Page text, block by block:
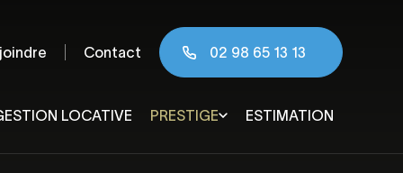
Contact 02 98 65 13 13
LOCATIVE PRESTIGE ESTIMATION